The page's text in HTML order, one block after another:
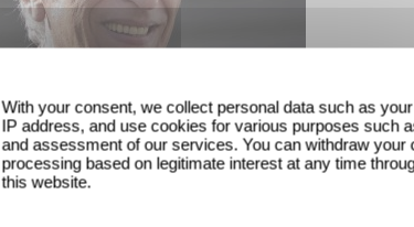
With your consent, we collect personal data such as
IP address, and use cookies for various purposes such
and assessment of our services. You can withdraw your
processing based on legitimate interest at any time
this website.